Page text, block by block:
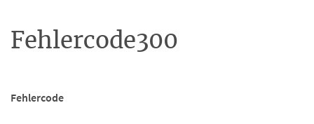
Fehlercode300
Fehlercode